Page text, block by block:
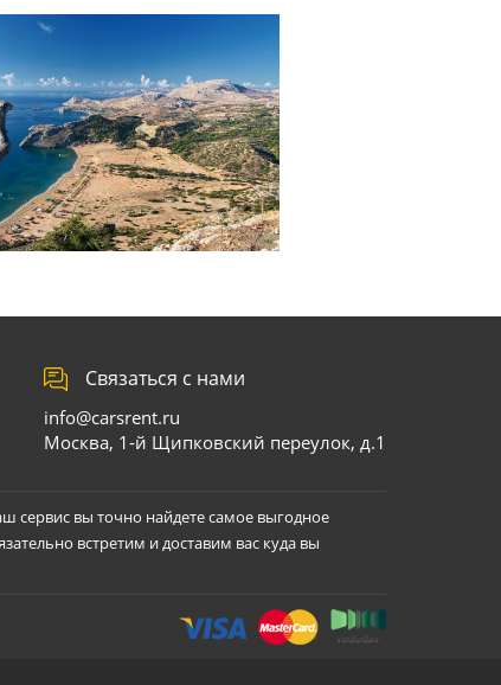
Связаться с нами
info@carsrent.ru
Москва, 1-й Щипковский переулок, д.1
сервис вы точно найдете самое выгодное
встретим и доставим вас куда вы